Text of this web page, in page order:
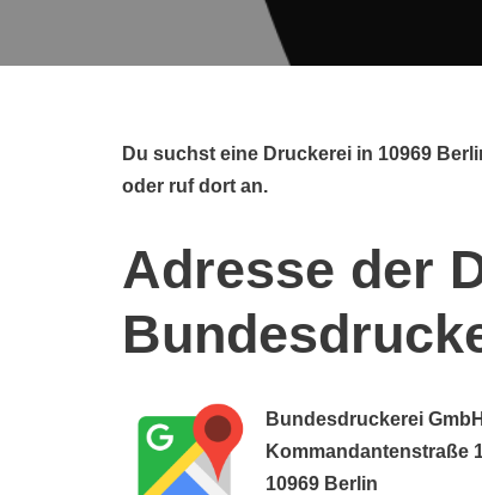
Du suchst eine Druckerei in 10969
oder ruf dort an.
Adresse der
Bundesdruckerei GmbH
Kommandantenstraße
10969 Berlin